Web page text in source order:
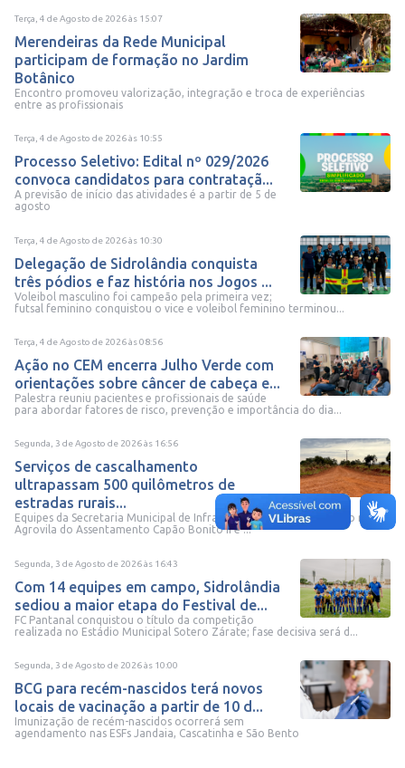
Terça, 4 de Agosto de 2026às 15:07
Merendeiras da Rede Municipal
participam de formação no Jardim
Botânico
Encontro promoveu valorização, integração e troca de experiências
entre as profissionais
Terça, 4 de Agosto de 2026às 10:55
Processo Seletivo: Edital nº 029/2026
convoca candidatos para contrataçã...
A previsão de início das atividades é a partir de 5 de
agosto
Terça, 4 de Agosto de 2026às 10:30
Delegação de Sidrolândia conquista
três pódios e faz história nos Jogos ...
Voleibol masculino foi campeão pela primeira vez;
futsal feminino conquistou o vice e voleibol feminino terminou...
Terça, 4 de Agosto de 2026às08:56
Ação no CEM encerra Julho Verde com
orientações sobre câncer de cabeça e...
Palestra reuniu pacientes e profissionais de saúde
para abordar fatores de risco, prevenção e importância do dia...
Segunda, 3 de Agosto de 2026às 16:56
Serviços de cascalhamento
ultrapassam 500 quilômetros de
estradas rurais...
Equipes da Secretaria Municipal de Infraestrutura executam aterro na
Agrovila do Assentamento Capão Bonito II e ...
Segunda, 3 de Agosto de 2026às 16:43
Com 14 equipes em campo, Sidrolândia
sediou a maior etapa do Festival de...
FC Pantanal conquistou o título da competição
realizada no Estádio Municipal Sotero Zárate; fase decisiva será d...
Segunda, 3 de Agosto de 2026às 10:00
BCG para recém-nascidos terá novos
locais de vacinação a partir de 10 d...
Imunização de recém-nascidos ocorrerá sem
agendamento nas ESFs Jandaia, Cascatinha e São Bento